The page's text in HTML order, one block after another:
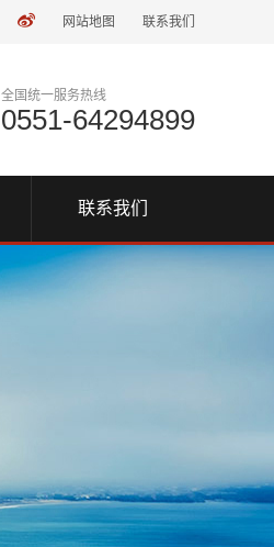
网站地图 联系我们
全国统一服务热线
0551-64294899
联系我们